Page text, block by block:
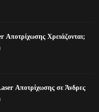
Αποτρίχωσης Χρειάζονται;
Αποτρίχωσης σε Άνδρες